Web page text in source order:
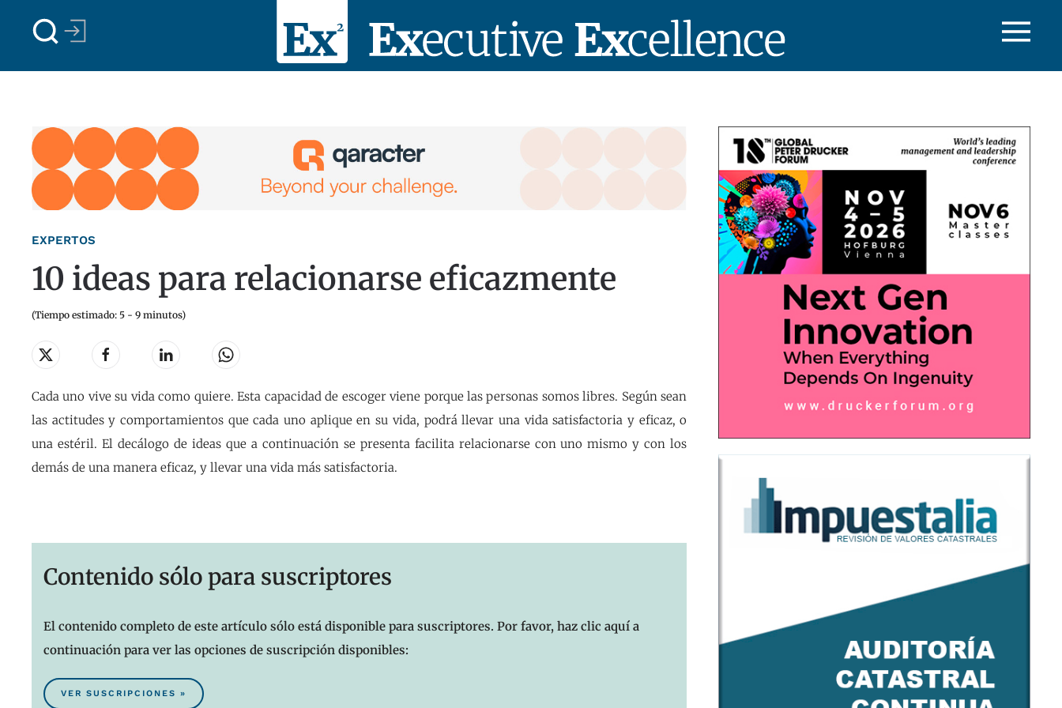
Skip to main content
EXPERTOS
10 ideas para relacionarse eficazmente
(Tiempo estimado: 5 - 9 minutos)
Cada uno vive su vida como quiere. Esta capacidad de escoger viene porque las personas somos libres. Según sean
las actitudes y comportamientos que cada uno aplique en su vida, podrá llevar una vida satisfactoria y eficaz, o
una estéril. El decálogo de ideas que a continuación se presenta facilita relacionarse con uno mismo y con los
demás de una manera eficaz, y llevar una vida más satisfactoria.
Contenido sólo para suscriptores
El contenido completo de este artículo sólo está disponible para suscriptores. Por favor, haz clic aquí a
continuación para ver las opciones de suscripción disponibles:
VER SUSCRIPCIONES »